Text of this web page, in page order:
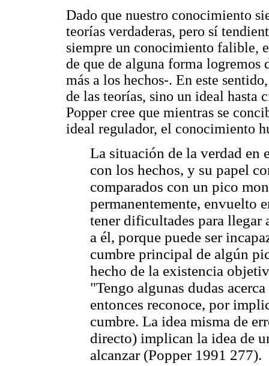
Dado que nuestro conocimiento
teorías verdaderas, pero sí
siempre un conocimiento falible,
de que de alguna forma logremos
más a los hechos-. En este
de las teorías, sino un ideal hasta
Popper cree que mientras se
ideal regulador, el conocimiento
La situación de la verdad en
con los hechos, y su papel
comparados con un pico
permanentemente, envuelto
tener dificultades para llegar
a él, porque puede ser
cumbre principal de algún
hecho de la existencia
"Tengo algunas dudas
entonces reconoce, por
cumbre. La idea misma de
directo) implican la idea de
alcanzar (Popper 1991 277).